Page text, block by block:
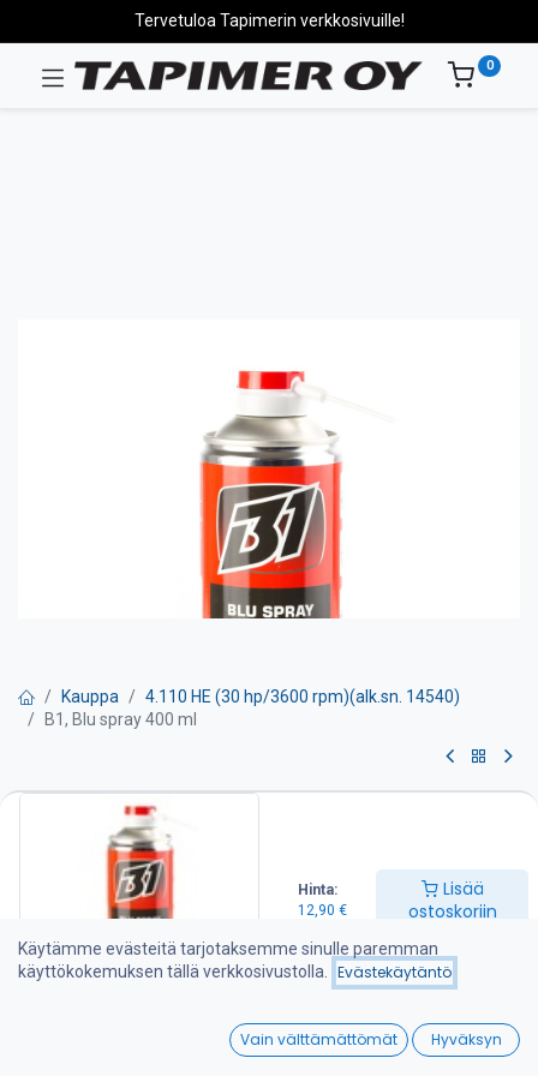
Hinta:
12,90 €
Lisää
ostoskoriin
Wishlist
Tervetuloa Tapimerin verkkosivuille!
0
Kauppa
4.110 HE (30 hp/3600 rpm)(alk.sn. 14540)
B1, Blu spray 400 ml
B1, Blu spray 400 ml
Aerosoli yleisvoiteluun. Monikäyttöinen, huippupaineita kestävä
voitelurasva kohteisiin, joihin perinteinen rasvapuristinvoitelu ei
sovellu. Aerosolirasva on erinomainen liukaste, joka sisältää myös
huuhtoutumissuojan mm. ketjustoille, vaijereille, avoimille
hammaspyörille, kääntökehille, liukupinnoille ja saranoille.
Käytämme evästeitä tarjotaksemme sinulle paremman
käyttökokemuksen tällä verkkosivustolla.
Evästekäytäntö
Vain välttämättömät Hyväksyn